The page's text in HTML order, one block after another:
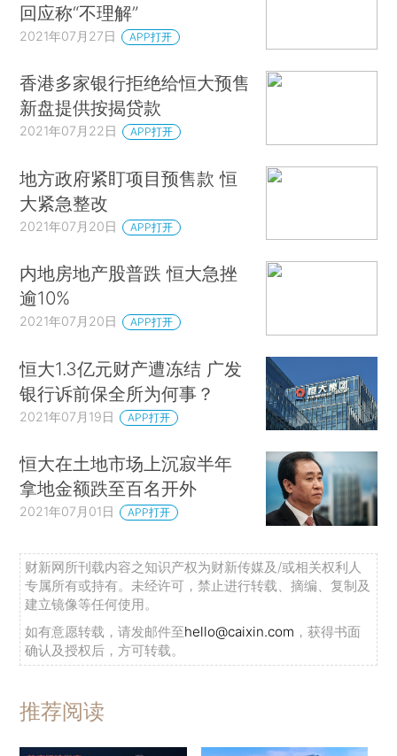
回应称“不理解”
2021年07月27日 APP打开
香港多家银行拒绝给恒大预售
新盘提供按揭贷款
2021年07月22日 APP打开
地方政府紧盯项目预售款 恒
大紧急整改
2021年07月20日 APP打开
内地房地产股普跌 恒大急挫
逾10%
2021年07月20日 APP打开
恒大1.3亿元财产遭冻结 广发
银行诉前保全所为何事？
2021年07月19日 APP打开
恒大在土地市场上沉寂半年
拿地金额跌至百名开外
2021年07月01日 APP打开
财新网所刊载内容之知识产权为财新传媒及/或相关权利人
专属所有或持有。未经许可，禁止进行转载、摘编、复制及
建立镜像等任何使用。
如有意愿转载，请发邮件至hello@caixin.com ，获得书面
确认及授权后，方可转载。
推荐阅读